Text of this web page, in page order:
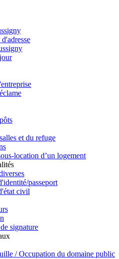
et du refuge
location d’un logement
passeport
civil
signature
/ Occupation du domaine public